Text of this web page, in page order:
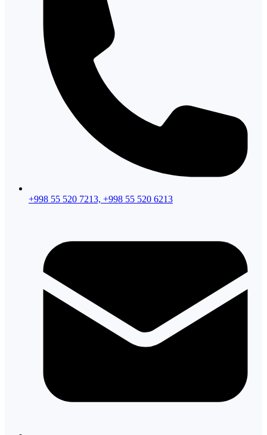
+998 55 520 7213, +998 55 520 6213